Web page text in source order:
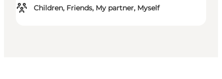
Children, Friends, My partner, Myself